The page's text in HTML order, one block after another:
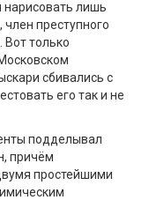
нарисовать лишь
преступного
только
сбивались с
его так и не
подделывал
причём
простейшими